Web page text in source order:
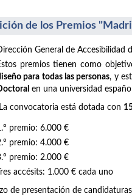
de los Premios
General de Accesibilidad
premios tienen como
para todas las personas, y
en una universidad
convocatoria está dotada con
premio: 6.000 €
premio: 4.000 €
premio: 2.000 €
accésits: 1.000 € cada uno
de presentación de